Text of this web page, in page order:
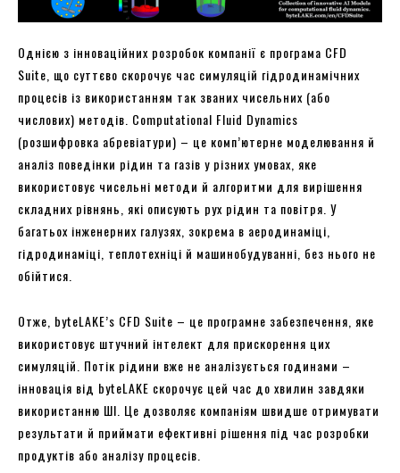
Однією з інноваційних розробок компанії є програма CFD
Suite, що суттєво скорочує час симуляцій гідродинамічних
процесів із використанням так званих чисельних (або
числових) методів. Computational Fluid Dynamics
(розшифровка абревіатури) – це комп’ютерне моделювання й
аналіз поведінки рідин та газів у різних умовах, яке
використовує чисельні методи й алгоритми для вирішення
складних рівнянь, які описують рух рідин та повітря. У
багатьох інженерних галузях, зокрема в аеродинаміці,
гідродинаміці, теплотехніці й машинобудуванні, без нього не
обійтися.
Отже, byteLAKE’s CFD Suite – це програмне забезпечення, яке
використовує штучний інтелект для прискорення цих
симуляцій. Потік рідини вже не аналізується годинами –
інновація від byteLAKE скорочує цей час до хвилин завдяки
використанню ШІ. Це дозволяє компаніям швидше отримувати
результати й приймати ефективні рішення під час розробки
продуктів або аналізу процесів.